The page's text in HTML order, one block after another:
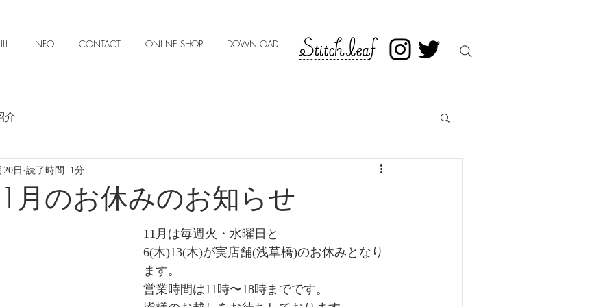
INFO CONTACT ONLINE SHOP DOWNLOAD
介
月のお休みのお知らせ
20日 読了時間: 1分
11月は毎週火・水曜日と
6(木)13(木)が実店舗(浅草橋)のお休みとなり
ます。
営業時間は11時〜18時までです。